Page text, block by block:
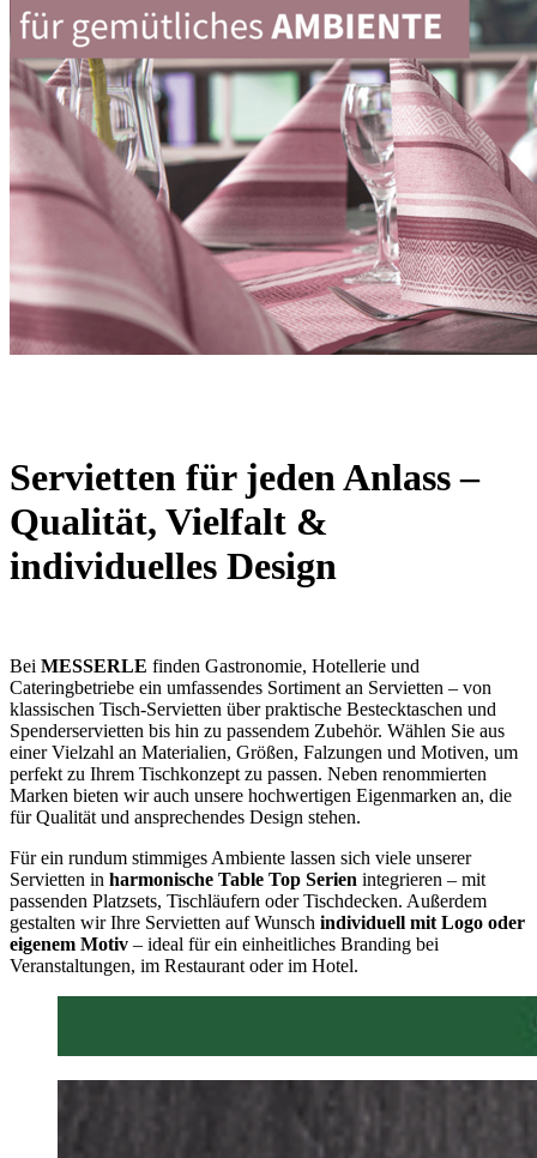
Servietten für jeden Anlass –
Qualität, Vielfalt &
individuelles Design
Bei MESSERLE finden Gastronomie, Hotellerie und
Cateringbetriebe ein umfassendes Sortiment an Servietten – von
klassischen Tisch-Servietten über praktische Bestecktaschen und
Spenderservietten bis hin zu passendem Zubehör. Wählen Sie aus
einer Vielzahl an Materialien, Größen, Falzungen und Motiven, um
perfekt zu Ihrem Tischkonzept zu passen. Neben renommierten
Marken bieten wir auch unsere hochwertigen Eigenmarken an, die
für Qualität und ansprechendes Design stehen.
Für ein rundum stimmiges Ambiente lassen sich viele unserer
Servietten in harmonische Table Top Serien integrieren – mit
passenden Platzsets, Tischläufern oder Tischdecken. Außerdem
gestalten wir Ihre Servietten auf Wunsch individuell mit Logo oder
eigenem Motiv – ideal für ein einheitliches Branding bei
Veranstaltungen, im Restaurant oder im Hotel.